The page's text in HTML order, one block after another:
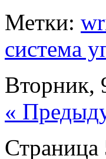
Метки:
система
Вторник,
«
Страница